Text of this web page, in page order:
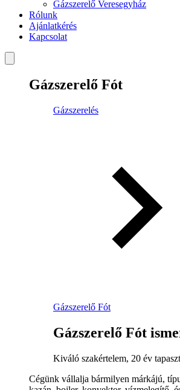
Gázszerelő Veresegyház
Rólunk
Ajánlatkérés
Kapcsolat
Gázszerelő Fót
Gázszerelés
Gázszerelő Fót
Gázszerelő Fót
Kiváló szakértelem, 20 év
Cégünk vállalja bármilyen márkájú,